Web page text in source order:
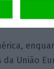
tarifas
União